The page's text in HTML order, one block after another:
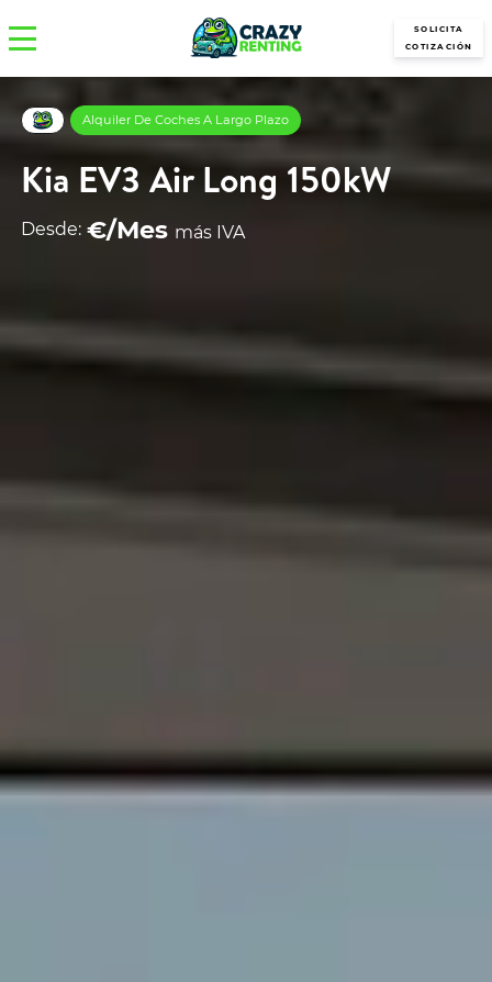
SOLICITA
COTIZACIÓN
Alquiler De Coches A Largo Plazo
Kia EV3 Air Long 150kW
Desde: €/Mes más IVA